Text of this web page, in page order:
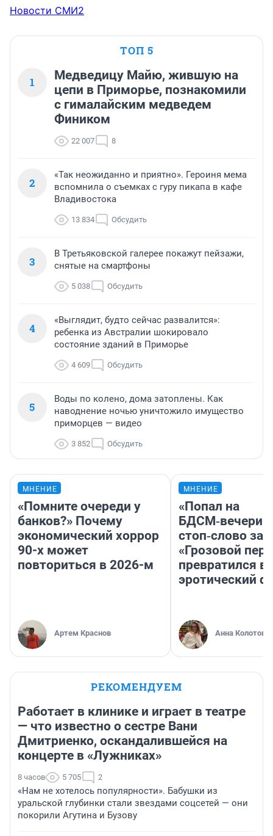
Новости СМИ2
ТОП 5
1
Медведицу Майю, жившую на
цепи в Приморье, познакомили
с гималайским медведем
Фиником
22 007 8
2
«Так неожиданно и приятно». Героиня мема
вспомнила о съемках с гуру пикапа в кафе
Владивостока
13 834 Обсудить
3
В Третьяковской галерее покажут пейзажи,
снятые на смартфоны
5 038 Обсудить
4
«Выглядит, будто сейчас развалится»:
ребенка из Австралии шокировало
состояние зданий в Приморье
4 609 Обсудить
5
Воды по колено, дома затоплены. Как
наводнение ночью уничтожило имущество
приморцев — видео
3 852 Обсудить
МНЕНИЕ
«Помните очереди у
банков?» Почему
экономический хоррор
90-х может
повториться в 2026-м
Артем Краснов
МНЕНИЕ
«Попал на
стоп‑слово
«Грозовой
превратился в
эротический
Анна Колотова
РЕКОМЕНДУЕМ
Работает в клинике и играет в театре
— что известно о сестре Вани
Дмитриенко, оскандалившейся на
концерте в «Лужниках»
8 часов 5 705 2
«Нам не хотелось популярности». Бабушки из
уральской глубинки стали звездами соцсетей — они
покорили Агутина и Бузову